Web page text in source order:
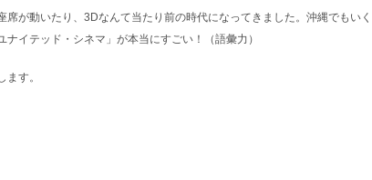
が動いたり、3Dなんて当たり前の時代になってきました。沖縄でもいく
イテッド・シネマ」が本当にすごい！（語彙力）
す。